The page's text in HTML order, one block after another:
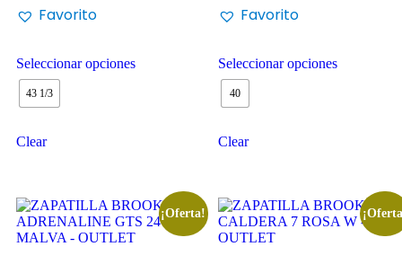
Favorito
Seleccionar opciones
43 1/3
Clear
Favorito
Seleccionar opciones
40
Clear
¡Oferta!